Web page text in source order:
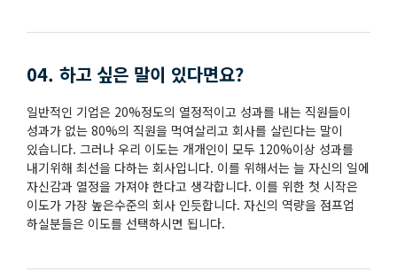
04. 하고 싶은 말이 있다면요?
일반적인 기업은 20%정도의 열정적이고 성과를 내는 직원들이
성과가 없는 80%의 직원을 먹여살리고 회사를 살린다는 말이
있습니다. 그러나 우리 이도는 개개인이 모두 120%이상 성과를
내기위해 최선을 다하는 회사입니다. 이를 위해서는 늘 자신의 일에
자신감과 열정을 가져야 한다고 생각합니다. 이를 위한 첫 시작은
이도가 가장 높은수준의 회사 인듯합니다. 자신의 역량을 점프업
하실분들은 이도를 선택하시면 됩니다.